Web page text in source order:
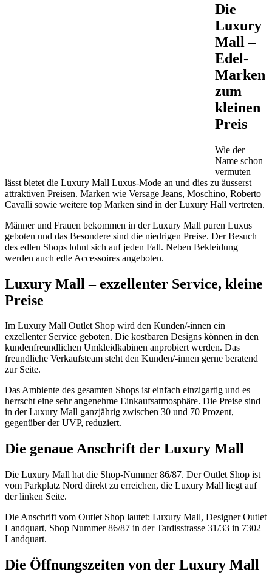
Die
Luxury
Mall –
Edel-
Marken
zum
kleinen
Preis
Wie der
Name schon
vermuten
lässt bietet die Luxury Mall Luxus-Mode an und dies zu äusserst
attraktiven Preisen. Marken wie Versage Jeans, Moschino, Roberto
Cavalli sowie weitere top Marken sind in der Luxury Hall vertreten.
Männer und Frauen bekommen in der Luxury Mall puren Luxus
geboten und das Besondere sind die niedrigen Preise. Der Besuch
des edlen Shops lohnt sich auf jeden Fall. Neben Bekleidung
werden auch edle Accessoires angeboten.
Luxury Mall – exzellenter Service, kleine
Preise
Im Luxury Mall Outlet Shop wird den Kunden/-innen ein
exzellenter Service geboten. Die kostbaren Designs können in den
kundenfreundlichen Umkleidkabinen anprobiert werden. Das
freundliche Verkaufsteam steht den Kunden/-innen gerne beratend
zur Seite.
Das Ambiente des gesamten Shops ist einfach einzigartig und es
herrscht eine sehr angenehme Einkaufsatmosphäre. Die Preise sind
in der Luxury Mall ganzjährig zwischen 30 und 70 Prozent,
gegenüber der UVP, reduziert.
Die genaue Anschrift der Luxury Mall
Die Luxury Mall hat die Shop-Nummer 86/87. Der Outlet Shop ist
vom Parkplatz Nord direkt zu erreichen, die Luxury Mall liegt auf
der linken Seite.
Die Anschrift vom Outlet Shop lautet: Luxury Mall, Designer Outlet
Landquart, Shop Nummer 86/87 in der Tardisstrasse 31/33 in 7302
Landquart.
Die Öffnungszeiten von der Luxury Mall